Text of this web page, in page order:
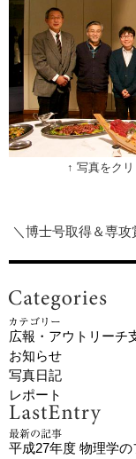
↑ 写真をク
＼博士号取得＆専
広報・アウトリーチ
お知らせ
写真日記
レポート
平成27年度 物理学